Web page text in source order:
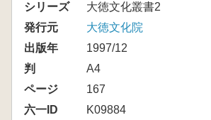
シリーズ
大徳文化叢書2
発行元
大徳文化院
出版年
1997/12
判
A4
ページ
167
六一ID
K09884